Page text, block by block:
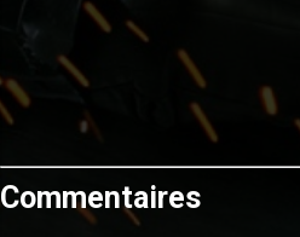
Commentaires